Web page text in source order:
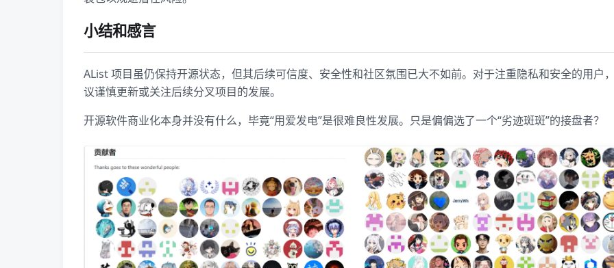
小结和感言
AList 项目虽仍保持开源状态，但其后续可信度、安全性和社区氛围已大不如前。对于注重隐私和安全的用户
议谨慎更新或关注后续分叉项目的发展。
开源软件商业化本身并没有什么，毕竟“用爱发电”是很难良性发展。只是偏偏选了一个“劣迹斑斑”的接盘者？